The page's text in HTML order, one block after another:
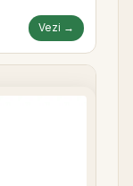
Vezi →